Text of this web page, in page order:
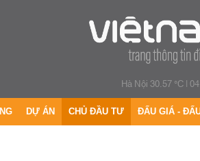
Hà Nội 30.57 °C|
DỰ ÁN CHỦ ĐẦU TƯ ĐẤU GIÁ -